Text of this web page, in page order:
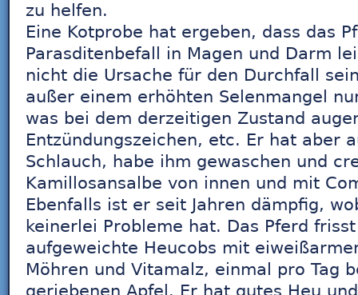
zu helfen.
Eine Kotprobe hat ergeben, dass das
Parasditenbefall in Magen und Darm
nicht die Ursache für den Durchfall
außer einem erhöhten Selenmangel
was bei dem derzeitigen Zustand
Entzündungszeichen, etc. Er hat aber
Schlauch, habe ihm gewaschen und
Kamillosansalbe von innen und mit
Ebenfalls ist er seit Jahren dämpfig,
keinerlei Probleme hat. Das Pferd
aufgeweichte Heucobs mit
Möhren und Vitamalz, einmal pro Tag
geriebenen Apfel. Er hat gutes Heu